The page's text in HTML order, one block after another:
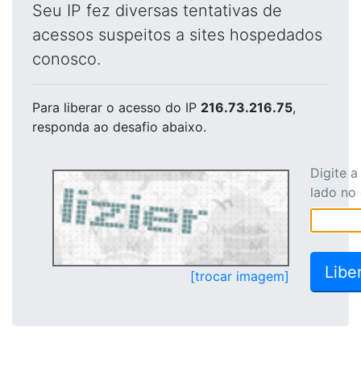
Seu IP fez diversas tentativas de
acessos suspeitos a sites hospedados
conosco.
Para liberar o acesso do IP 216.73.216.75,
responda ao desafio abaixo.
[trocar imagem]
Digite
lado no